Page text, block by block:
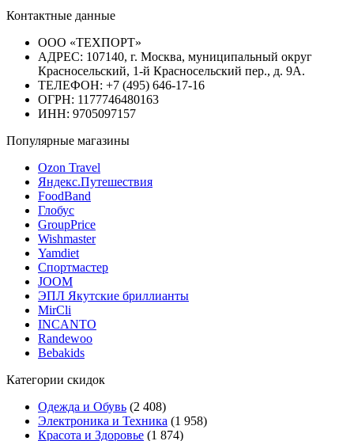
Контактные данные
ООО «ТЕХПОРТ»
АДРЕС: 107140, г. Москва, муниципальный округ
Красносельский, 1-й Красносельский пер., д. 9А.
ТЕЛЕФОН: +7 (495) 646-17-16
ОГРН: 1177746480163
ИНН: 9705097157
Популярные магазины
Ozon Travel
Яндекс.Путешествия
FoodBand
Глобус
GroupPrice
Wishmaster
Yamdiet
Спортмастер
JOOM
ЭПЛ Якутские бриллианты
MirCli
INCANTO
Randewoo
Bebakids
Категории скидок
Одежда и Обувь (2 408)
Электроника и Техника (1 958)
Красота и Здоровье (1 874)